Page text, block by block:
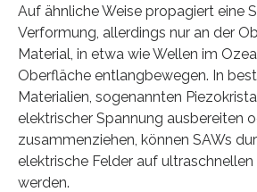
Auf ähnliche Weise propagiert eine
Verformung, allerdings nur an der
Material, in etwa wie Wellen im
Oberfläche entlangbewegen. In
Materialien, sogenannten
elektrischer Spannung ausbereiten
zusammenziehen, können SAWs
elektrische Felder auf
werden.